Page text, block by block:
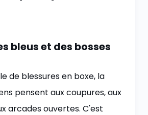
bleus et des bosses
de blessures en boxe, la
pensent aux coupures, aux
arcades ouvertes. C'est